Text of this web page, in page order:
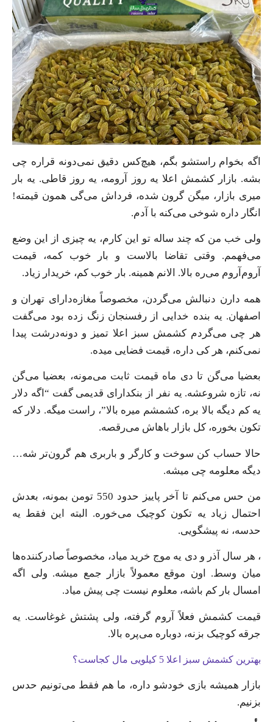
اگه بخوام راستشو بگم، هیچ‌کس دقیق نمی‌دونه قراره چی
بشه. بازار کشمش اعلا یه روز آرومه، یه روز قاطی. یه بار
میری بازار، میگن گرون شده، فرداش می‌گی همون قیمته!
انگار داره شوخی می‌کنه با آدم.
ولی خب من که چند ساله تو این کارم، یه چیزی از این وضع
می‌فهمم. وقتی تقاضا بالاست و بار خوب کمه، قیمت
آروم‌آروم می‌ره بالا. الانم همینه. بار خوب کم، خریدار زیاد.
همه دارن دنبالش می‌گردن، مخصوصاً مغازه‌دارای تهران و
اصفهان. یه بنده خدایی از رفسنجان زنگ زده بود می‌گفت
هر چی می‌گردم کشمش سبز اعلا تمیز و دونه‌درشت پیدا
نمی‌کنم، هر کی داره، قیمت فضایی میده.
بعضیا می‌گن تا دی ماه قیمت ثابت می‌مونه، بعضیا می‌گن
نه، تازه شروعشه. یه نفر از بنکدارای قدیمی گفت “اگه دلار
یه کم دیگه بالا بره، کشمشم میره بالا”، راست میگه. دلار که
تکون بخوره، کل بازار باهاش می‌رقصه.
حالا حساب کن سوخت و کارگر و باربری هم گرون‌تر شه…
دیگه معلومه چی میشه.
من حس می‌کنم تا آخر پاییز حدود 550 تومن بمونه، بعدش
احتمال زیاد یه تکون کوچیک می‌خوره. البته این فقط یه
حدسه، نه پیشگویی.
، هر سال آذر و دی یه موج خرید میاد، مخصوصاً صادرکننده‌ها
میان وسط. اون موقع معمولاً بازار جمع میشه. ولی اگه
امسال بار کم باشه، معلوم نیست چی پیش میاد.
قیمت کشمش فعلاً آروم گرفته، ولی پشتش غوغاست. یه
جرقه کوچیک بزنه، دوباره می‌پره بالا.
بهترین کشمش سبز اعلا 5 کیلویی مال کجاست؟
بازار همیشه بازی خودشو داره، ما هم فقط می‌تونیم حدس
بزنیم.